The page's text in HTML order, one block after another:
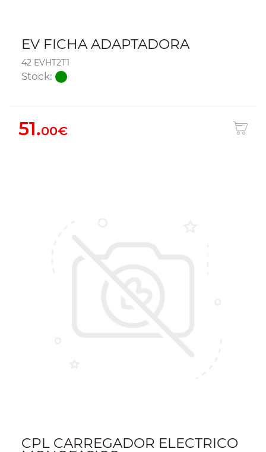
EV FICHA ADAPTADORA
42 EVHT2T1
Stock:
51.00€
CPL CARREGADOR ELECTRICO